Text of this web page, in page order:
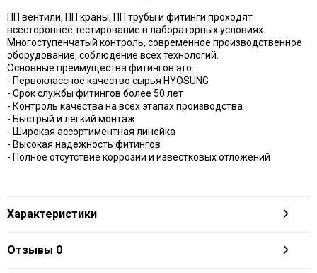
ПП вентили, ПП краны, ПП трубы и фитинги проходят
всестороннее тестирование в лабораторных условиях.
Многоступенчатый контроль, современное производственное
оборудование, соблюдение всех технологий.
Основные преимущества фитингов это:
- Первоклассное качество сырья HYOSUNG
- Срок службы фитингов более 50 лет
- Контроль качества на всех этапах производства
- Быстрый и легкий монтаж
- Широкая ассортиментная линейка
- Высокая надежность фитингов
- Полное отсутствие коррозии и известковых отложений
Характеристики
Отзывы 0